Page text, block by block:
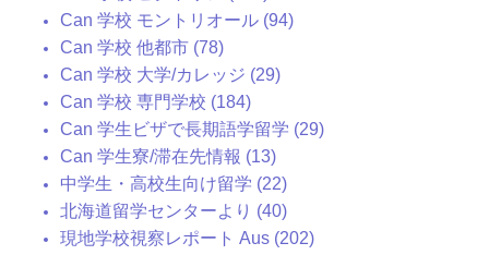
Can 学校 モントリオール (94)
Can 学校 他都市 (78)
Can 学校 大学/カレッジ (29)
Can 学校 専門学校 (184)
Can 学生ビザで長期語学留学 (29)
Can 学生寮/滞在先情報 (13)
中学生・高校生向け留学 (22)
北海道留学センターより (40)
現地学校視察レポート Aus (202)